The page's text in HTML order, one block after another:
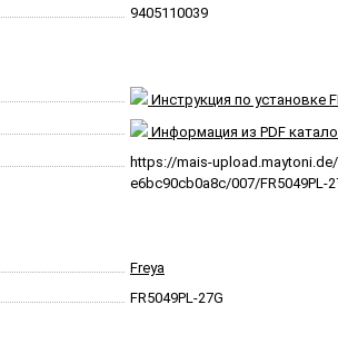
9405110039
Инструкция по установке
Информация из PDF
https://mais-
e6bc90cb0a8c/007/FR5049PL-
Freya
FR5049PL-27G